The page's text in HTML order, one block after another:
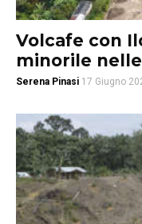
Volcafe con
minorile
Serena Pinasi 17 Giugno